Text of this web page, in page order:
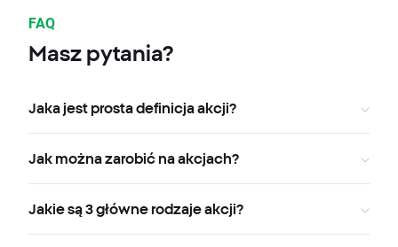
FAQ
Masz pytania?
Jaka jest prosta definicja akcji?
Jak można zarobić na akcjach?
Jakie są 3 główne rodzaje akcji?